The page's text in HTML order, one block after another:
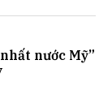
nước Mỹ”